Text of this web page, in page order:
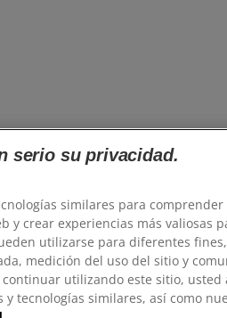
serio su privacidad.
similares para comprender
y crear experiencias más valiosas
utilizarse para diferentes
medición del uso del sitio y
continuar utilizando este sitio, usted
y tecnologías similares, así como